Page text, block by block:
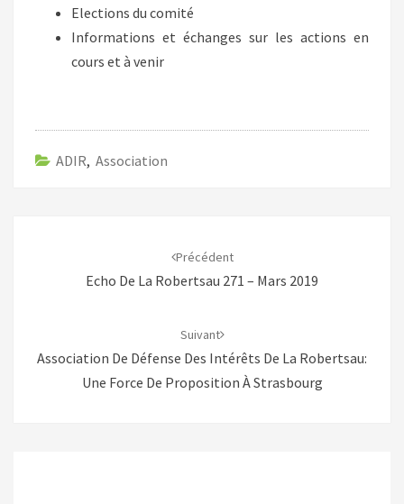
Elections du comité
Informations et échanges sur les actions en
cours et à venir
ADIR, Association
Précédent
Echo De La Robertsau 271 – Mars 2019
Suivant
Association De Défense Des Intérêts De La Robertsau:
Une Force De Proposition À Strasbourg